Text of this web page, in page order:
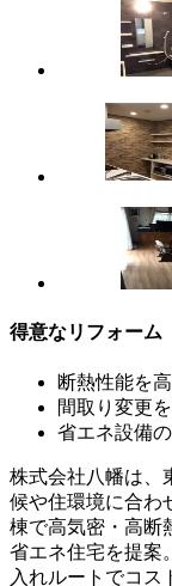
得意なリフォーム
断熱性能を
間取り変更
省エネ設備
株式会社八幡は、
候や住環境に合わ
棟で高気密・高断
省エネ住宅を提案
入れルートでコス